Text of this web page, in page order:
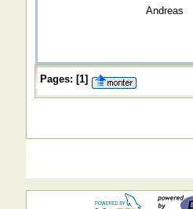
Andreas
Pages: [1]